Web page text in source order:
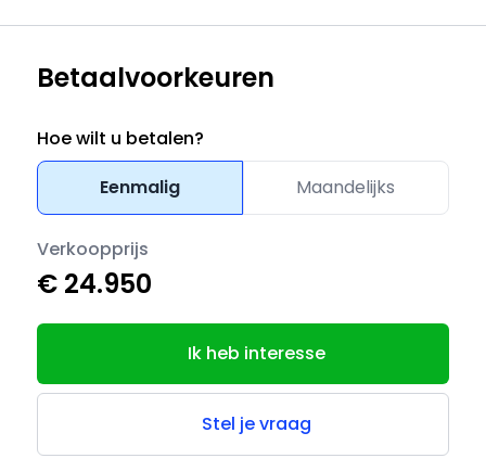
Betaalvoorkeuren
Hoe wilt u betalen?
Eenmalig
Maandelijks
Verkoopprijs
€ 24.950
Ik heb interesse
Stel je vraag